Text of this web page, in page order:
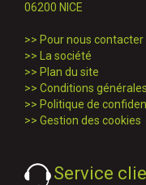
06200 NICE
>> Pour nous contacter
>>
La société
>> Plan du site
>> Conditions
>> Politique de
>> Gestion des cookies
Service